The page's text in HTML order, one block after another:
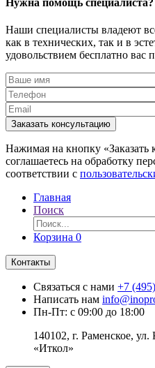
Нужна помощь специалиста?
Наши специалисты владеют
как в технических, так и в
удовольствием бесплатно вас
Заказать консультацию
Нажимая на кнопку «Заказать
соглашаетесь на обработку
соответствии с
Главная
Поиск
Корзина 0
Контакты
Связаться с нами +7
Написать нам
Пн-Пт: с 09:00 до 18:00
140102, г. Раменское,
«Иткол»